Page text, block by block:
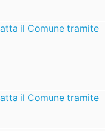
il Comune tramite
il Comune tramite